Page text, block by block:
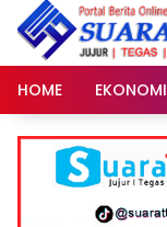
Langsung
konten
HOME
EKONOMI